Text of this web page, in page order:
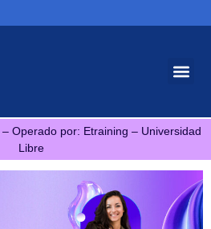
– Operado por: Etraining – Universidad
Libre